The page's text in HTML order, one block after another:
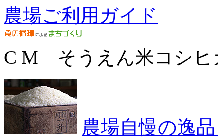
農場ご利用ガイド
C M そうえん米コシヒ
農場自慢の逸